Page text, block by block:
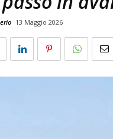
13 Maggio 2026